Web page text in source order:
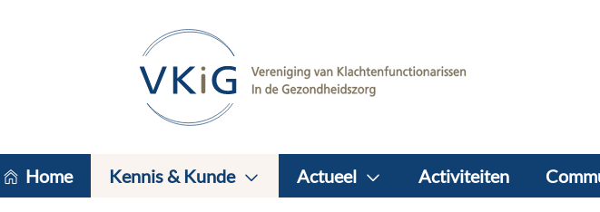
Home Kennis & Kunde Actueel Activiteiten